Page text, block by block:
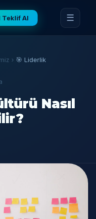
Teklif Al ☰
› 🎯 Liderlik
Nasıl